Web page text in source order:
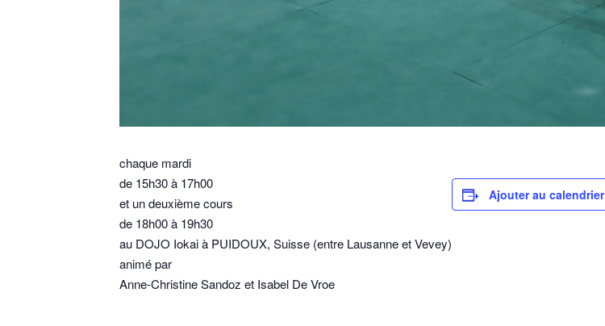
chaque mardi
de 15h30 à 17h00
et un deuxième cours
de 18h00 à 19h30
au DOJO Iokai à PUIDOUX, Suisse (entre Lausanne et Vevey)
animé par
Anne-Christine Sandoz et Isabel De Vroe
Ajouter au calendrier